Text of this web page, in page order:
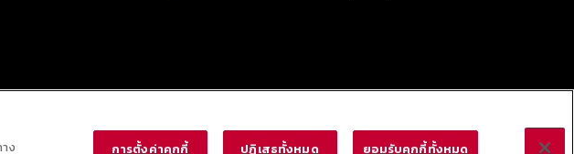
ง การตั้งค่าคุกกี้ ปฏิเสธทั้งหมด ยอมรับคุกกี้ทั้งหมด